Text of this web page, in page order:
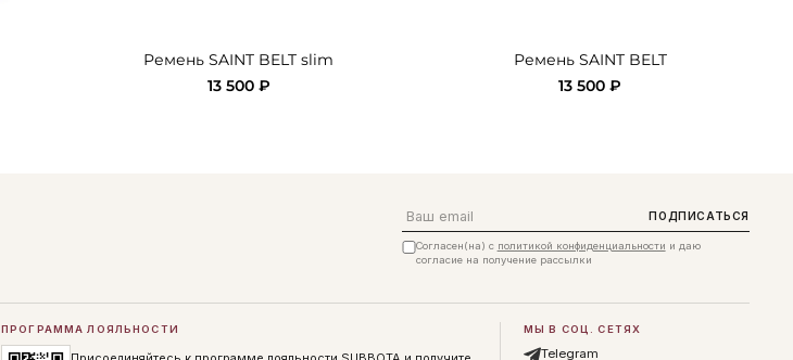
Ремень SAINT BELT slim
13 500 ₽
Ремень SAINT BELT
13 500 ₽
Email ПОДПИСАТЬСЯ
Согласен(на) с политикой конфиденциальности и даю
согласие на получение рассылки
ПРОГРАММА ЛОЯЛЬНОСТИ МЫ В СОЦ. СЕТЯХ
Telegram